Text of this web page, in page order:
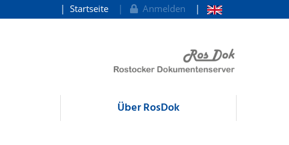
Startseite Anmelden
Über RosDok